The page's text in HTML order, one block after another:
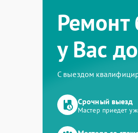
Ремонт
у Вас
С выездом
Срочный выезд
Мастер приедет